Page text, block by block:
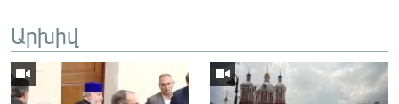
Հայերեն
English
Русский
Արխիվ